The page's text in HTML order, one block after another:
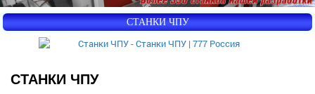
СТАНКИ ЧПУ
СТАНКИ ЧПУ